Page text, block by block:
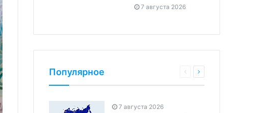
7 августа 2026
Популярное
7 августа 2026